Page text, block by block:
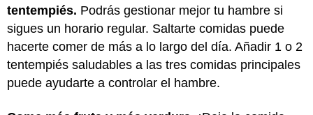
tentempiés. Podrás gestionar mejor tu hambre si
sigues un horario regular. Saltarte comidas puede
hacerte comer de más a lo largo del día. Añadir 1 o 2
tentempiés saludables a las tres comidas principales
puede ayudarte a controlar el hambre.